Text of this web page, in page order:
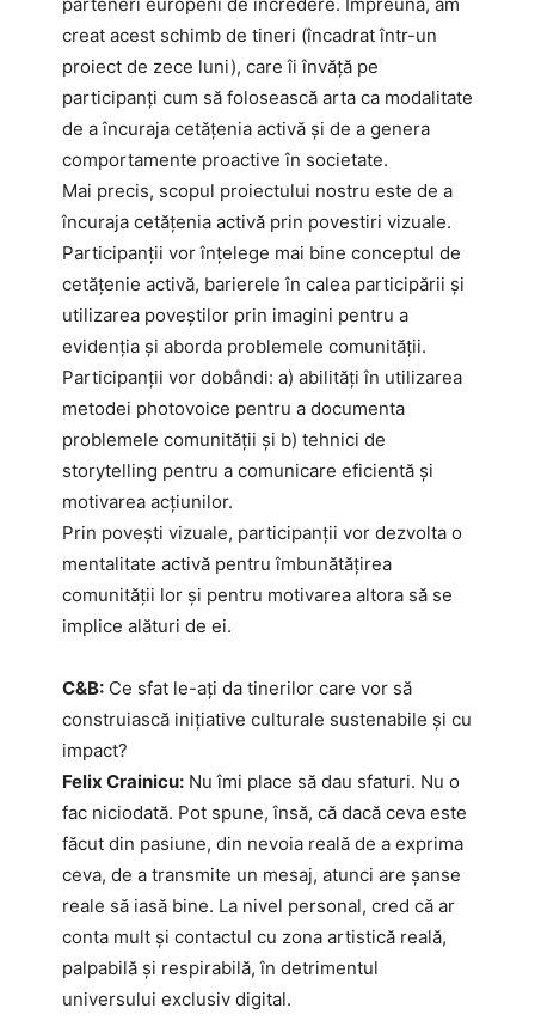
creat acest schimb de tineri (încadrat într-un
proiect de zece luni), care îi învăță pe
participanți cum să folosească arta ca modalitate
de a încuraja cetățenia activă și de a genera
comportamente proactive în societate.
Mai precis, scopul proiectului nostru este de a
încuraja cetățenia activă prin povestiri vizuale.
Participanții vor înțelege mai bine conceptul de
cetățenie activă, barierele în calea participării și
utilizarea poveștilor prin imagini pentru a
evidenția și aborda problemele comunității.
Participanții vor dobândi: a) abilități în utilizarea
metodei photovoice pentru a documenta
problemele comunității și b) tehnici de
storytelling pentru a comunicare eficientă și
motivarea acțiunilor.
Prin povești vizuale, participanții vor dezvolta o
mentalitate activă pentru îmbunătățirea
comunității lor și pentru motivarea altora să se
implice alături de ei.
C&B: Ce sfat le-ați da tinerilor care vor să
construiască inițiative culturale sustenabile și cu
impact?
Felix Crainicu: Nu îmi place să dau sfaturi. Nu o
fac niciodată. Pot spune, însă, că dacă ceva este
făcut din pasiune, din nevoia reală de a exprima
ceva, de a transmite un mesaj, atunci are șanse
reale să iasă bine. La nivel personal, cred că ar
conta mult și contactul cu zona artistică reală,
palpabilă și respirabilă, în detrimentul
universului exclusiv digital.